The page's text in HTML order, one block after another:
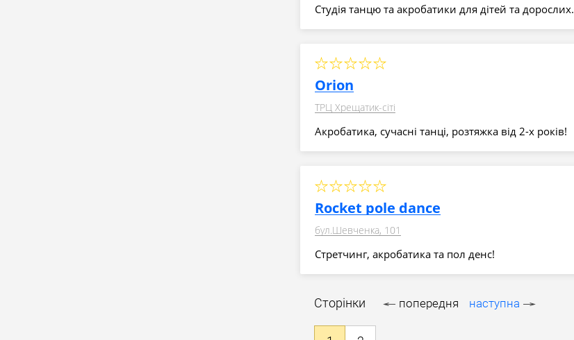
Студія танцю та акробатики для дітей та дорослих.
Orion
ТРЦ Хрещатик-сіті
Акробатика, сучасні танці, розтяжка від 2-х років!
Rocket pole dance
бул.Шевченка, 101
Стретчинг, акробатика та пол денс!
Сторінки попередня наступна